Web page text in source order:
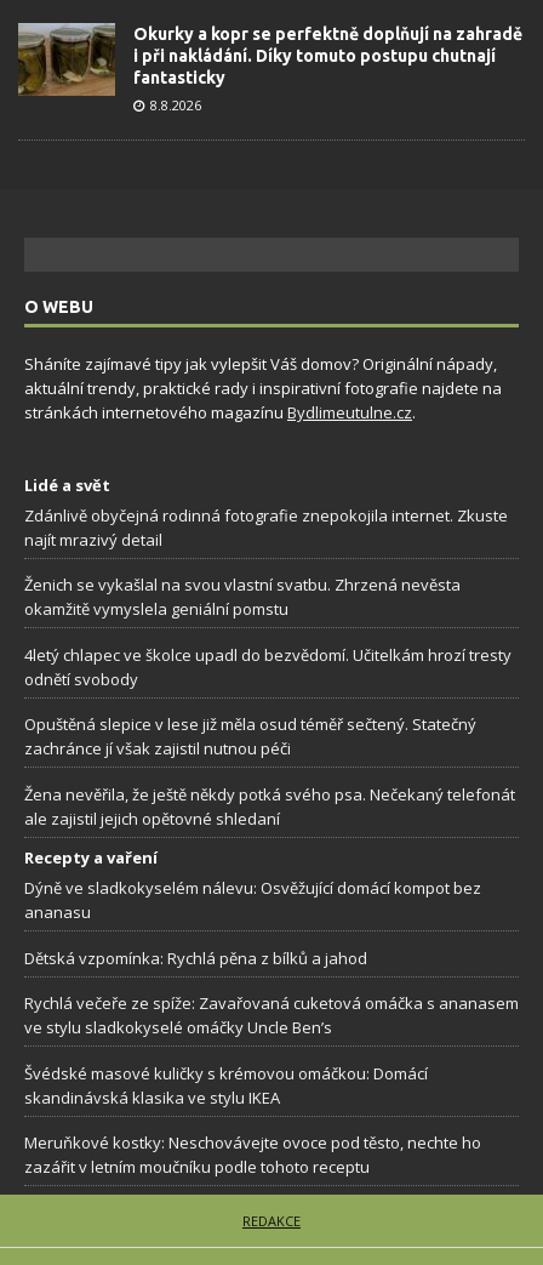
Okurky a kopr se perfektně doplňují na zahradě
i při nakládání. Díky tomuto postupu chutnají
fantasticky
8.8.2026
O WEBU
Sháníte zajímavé tipy jak vylepšit Váš domov? Originální nápady,
aktuální trendy, praktické rady i inspirativní fotografie najdete na
stránkách internetového magazínu Bydlimeutulne.cz.
Lidé a svět
Zdánlivě obyčejná rodinná fotografie znepokojila internet. Zkuste
najít mrazivý detail
Ženich se vykašlal na svou vlastní svatbu. Zhrzená nevěsta
okamžitě vymyslela geniální pomstu
4letý chlapec ve školce upadl do bezvědomí. Učitelkám hrozí tresty
odnětí svobody
Opuštěná slepice v lese již měla osud téměř sečtený. Statečný
zachránce jí však zajistil nutnou péči
Žena nevěřila, že ještě někdy potká svého psa. Nečekaný telefonát
ale zajistil jejich opětovné shledaní
Recepty a vaření
Dýně ve sladkokyselém nálevu: Osvěžující domácí kompot bez
ananasu
Dětská vzpomínka: Rychlá pěna z bílků a jahod
Rychlá večeře ze spíže: Zavařovaná cuketová omáčka s ananasem
ve stylu sladkokyselé omáčky Uncle Ben’s
Švédské masové kuličky s krémovou omáčkou: Domácí
skandinávská klasika ve stylu IKEA
Meruňkové kostky: Neschovávejte ovoce pod těsto, nechte ho
zazářit v letním moučníku podle tohoto receptu
REDAKCE